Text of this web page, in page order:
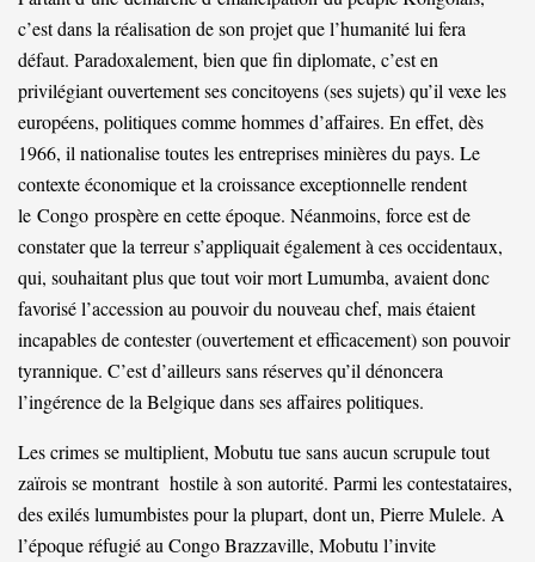
c’est dans la réalisation de son projet que l’humanité lui fera
défaut. Paradoxalement, bien que fin diplomate, c’est en
privilégiant ouvertement ses concitoyens (ses sujets) qu’il vexe les
européens, politiques comme hommes d’affaires. En effet, dès
1966, il nationalise toutes les entreprises minières du pays. Le
contexte économique et la croissance exceptionnelle rendent
le Congo prospère en cette époque. Néanmoins, force est de
constater que la terreur s’appliquait également à ces occidentaux,
qui, souhaitant plus que tout voir mort Lumumba, avaient donc
favorisé l’accession au pouvoir du nouveau chef, mais étaient
incapables de contester (ouvertement et efficacement) son pouvoir
tyrannique. C’est d’ailleurs sans réserves qu’il dénoncera
l’ingérence de la Belgique dans ses affaires politiques.
Les crimes se multiplient, Mobutu tue sans aucun scrupule tout
zaïrois se montrant hostile à son autorité. Parmi les contestataires,
des exilés lumumbistes pour la plupart, dont un, Pierre Mulele. A
l’époque réfugié au Congo Brazzaville, Mobutu l’invite